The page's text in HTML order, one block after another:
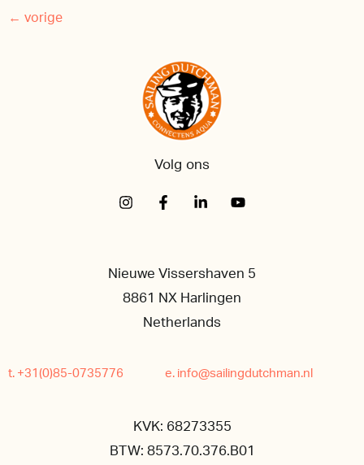
← vorige
Volg ons
Nieuwe Vissershaven 5
8861 NX Harlingen
Netherlands
t. +31(0)85-0735776 e. info@sailingdutchman.nl
KVK: 68273355
BTW: 8573.70.376.B01